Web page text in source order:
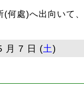
(何處)へ出向いて、
月 7 日 (土)